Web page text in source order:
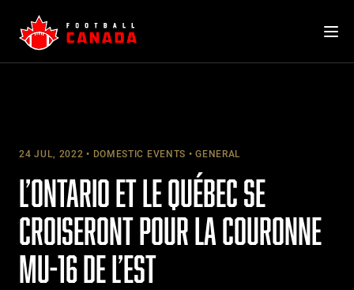
content
24 JUL, 2022 DOMESTIC EVENTS GENERAL
L’ONTARIO ET LE QUÉBEC SE
CROISERONT POUR LA COURONNE
MU-16 DE L’EST